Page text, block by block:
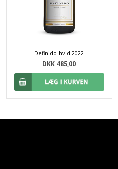
Definido hvid 2022
DKK 485,00